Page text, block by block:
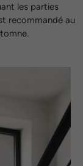
les parties
recommandé au